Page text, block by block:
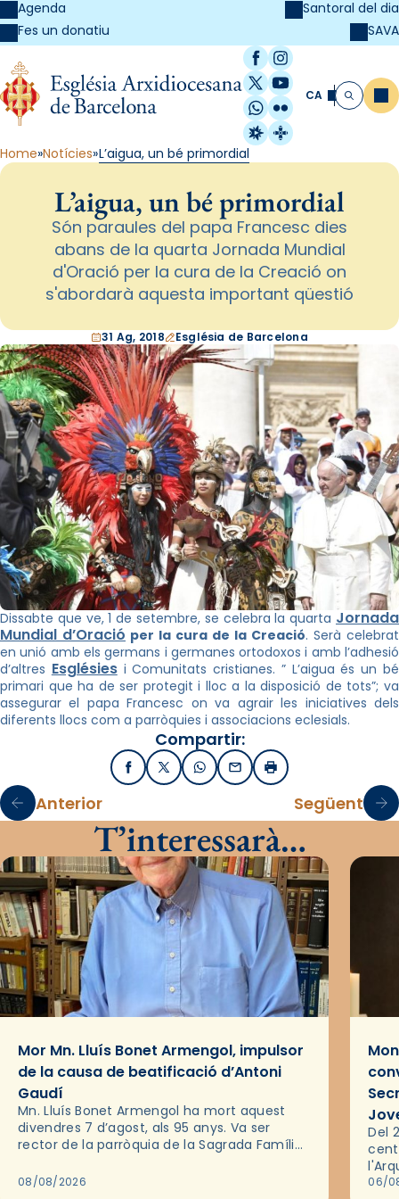
Agenda
Fes un donatiu
Santoral del dia
SAVA
Facebook
Instagram
X / Twitter
YouTube
WhatsApp
Flickr
Radio Estel
Catalunya
CA Cerca
Home Notícies L’aigua, un bé primordial
L’aigua, un bé primordial
Són paraules del papa Francesc dies
abans de la quarta Jornada Mundial
d'Oració per la cura de la Creació on
s'abordarà aquesta important qüestió
31 Ag, 2018 Església de Barcelona
Dissabte que ve, 1 de setembre, se celebra la quarta Jornada
Mundial d’Oració per la cura de la Creació. Serà celebrat
en unió amb els germans i germanes ortodoxos i amb l’adhesió
d’altres Esglésiesi Comunitats cristianes. ” L’aigua és un bé
primari que ha de ser protegit i lloc a la disposició de tots”; va
assegurar el papa Francesc on va agrair les iniciatives dels
diferents llocs com a parròquies i associacions eclesials.
Compartir:
FacebookX / TwitterWhatsApp
EmailImprimir
Anterior Següent
T’interessarà…
Mor Mn. Lluís Bonet Armengol, impulsor
de la causa de beatificació d’Antoni
Gaudí
Mn. Lluís Bonet Armengol ha mort aquest
divendres 7 d’agost, als 95 anys. Va ser
rector de la parròquia de la Sagrada Família
2018,…
08/08/2026
Del
les
06/